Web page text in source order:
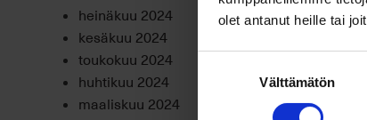
olet antanut heille tai
Välttämätön
heinäkuu 2024
kesäkuu 2024
toukokuu 2024
huhtikuu 2024
maaliskuu 2024